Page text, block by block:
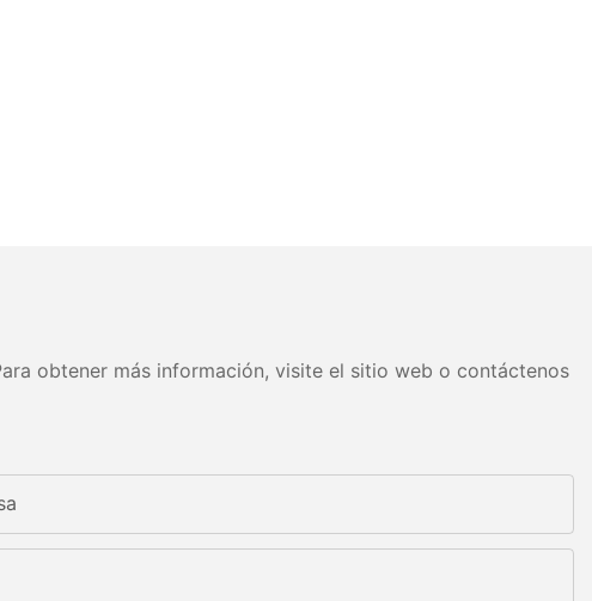
obtener más información, visite el sitio web o contáctenos